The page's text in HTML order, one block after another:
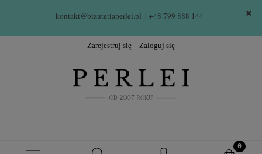
kontakt@bizuteriaperlei.pl | +48 799 888 144
Zarejestruj się Zaloguj się